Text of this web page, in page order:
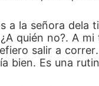
a la señora dela
quién no?. A
salir a
bien. Es una